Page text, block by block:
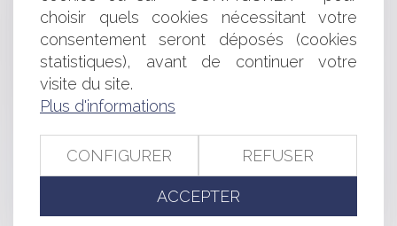
SANCTIONS EN CAS DE TRICHE AUX ÉPREUVES DU
BACCALAURÉAT
ENTREPRISES: UN GUIDE DE L'ÉCO-CITOYEN AU
BUREAU
LES AGENTS DE LA VENTE PUBLIQUE DE MEUBLES
L'AMBIVALENCE DE L'INSTITUTIONNALISATION DE
L'ÉPOUSE DU PRÉSIDENT DE LA RÉPUBLIQUE
LE RÔLE DE L'ÉPOUSE DU PRÉSIDENT DE LA
RÉPUBLIQUE EN DROIT FRANÇAIS
NOUVELLE ORGANISATION DES ENQUÊTES
RÉALISÉES PAR LES AGENTS DE LA DGCCRF
choisir quels cookies nécessitant votre
consentement seront déposés (cookies
statistiques), avant de continuer votre
visite du site.
Plus d'informations
CONFIGURER REFUSER
ACCEPTER